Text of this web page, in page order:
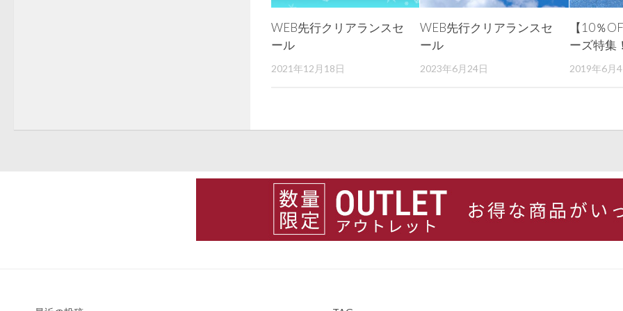
WEB先行クリアランスセ
ール
2021年12月18日
WEB先行クリアランスセ
ール
2023年6月24日
【10％
ーズ特集
2019年6月